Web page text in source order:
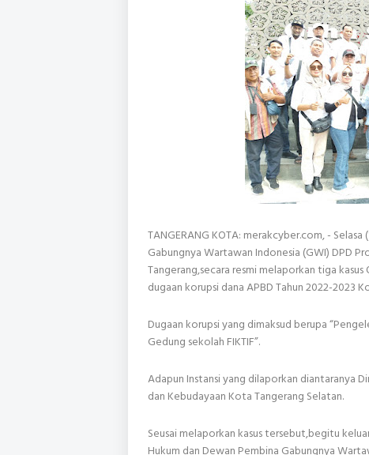
TANGERANG KOTA: merakcyber.com, -
Gabungnya Wartawan Indonesia (GWI) DPD
Tangerang,secara resmi melaporkan tiga
dugaan korupsi dana APBD Tahun 2022-2023
Dugaan korupsi yang dimaksud berupa
Gedung sekolah FIKTIF”.
Adapun Instansi yang dilaporkan diantaranya
dan Kebudayaan Kota Tangerang Selatan.
Seusai melaporkan kasus tersebut,begitu
Hukum dan Dewan Pembina Gabungnya